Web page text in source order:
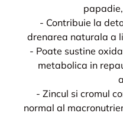
- Contribuie la
drenarea naturala a
- Poate sustine
metabolica in
- Zincul si cromul
normal al